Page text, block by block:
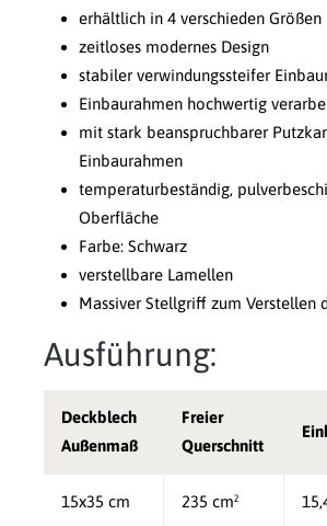
erhältlich in 4 verschieden Größen
zeitloses modernes Design
stabiler verwindungssteifer
Einbaurahmen hochwertig
mit stark beanspruchbarer
Einbaurahmen
temperaturbeständig,
Oberfläche
Farbe: Schwarz
verstellbare Lamellen
Massiver Stellgriff zum Verstellen
Ausführung:
Deckblech
Außenmaß
Freier
Querschnitt
15x35 cm 235 cm²